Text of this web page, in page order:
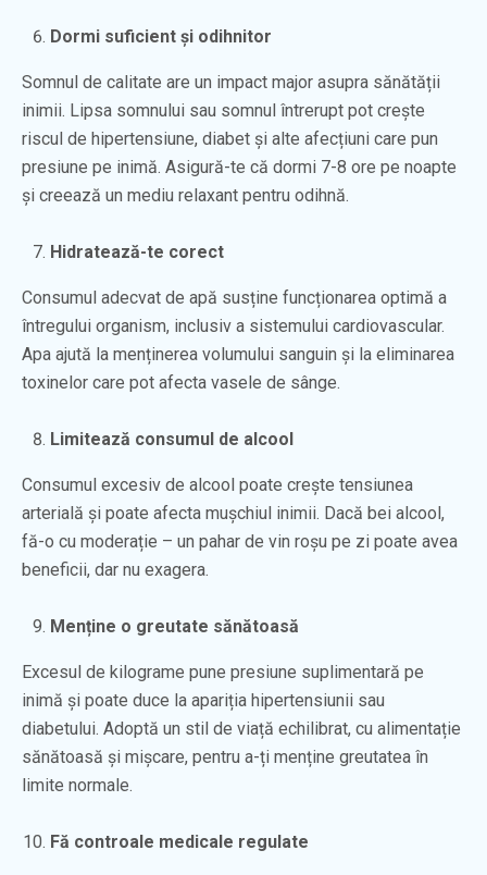
Dormi suficient și odihnitor
Somnul de calitate are un impact major asupra sănătății
inimii. Lipsa somnului sau somnul întrerupt pot crește
riscul de hipertensiune, diabet și alte afecțiuni care pun
presiune pe inimă. Asigură-te că dormi 7-8 ore pe noapte
și creează un mediu relaxant pentru odihnă.
Hidratează-te corect
Consumul adecvat de apă susține funcționarea optimă a
întregului organism, inclusiv a sistemului cardiovascular.
Apa ajută la menținerea volumului sanguin și la eliminarea
toxinelor care pot afecta vasele de sânge.
Limitează consumul de alcool
Consumul excesiv de alcool poate crește tensiunea
arterială și poate afecta mușchiul inimii. Dacă bei alcool,
fă-o cu moderație – un pahar de vin roșu pe zi poate avea
beneficii, dar nu exagera.
Menține o greutate sănătoasă
Excesul de kilograme pune presiune suplimentară pe
inimă și poate duce la apariția hipertensiunii sau
diabetului. Adoptă un stil de viață echilibrat, cu alimentație
sănătoasă și mișcare, pentru a-ți menține greutatea în
limite normale.
Fă controale medicale regulate